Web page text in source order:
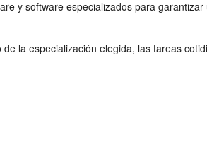
y software especializados para
la especialización elegida, las tareas